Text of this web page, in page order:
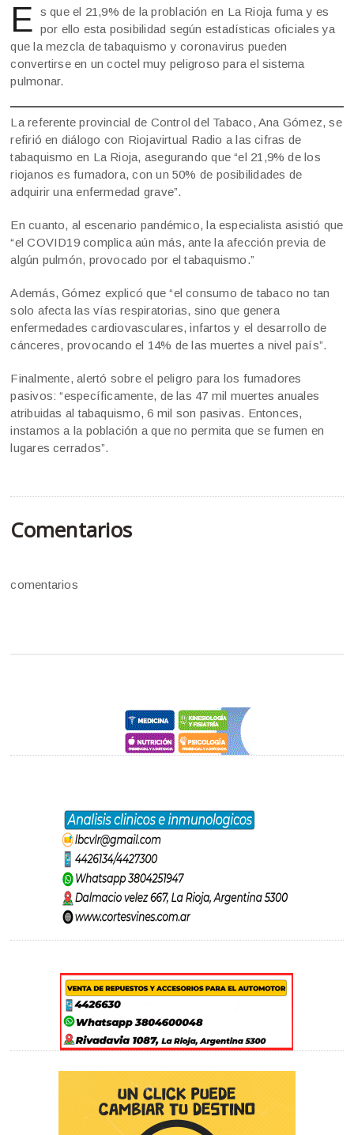
E s que el 21,9% de la problación en La Rioja fuma y es
por ello esta posibilidad según estadísticas oficiales ya
que la mezcla de tabaquismo y coronavirus pueden
convertirse en un coctel muy peligroso para el sistema
pulmonar.
La referente provincial de Control del Tabaco, Ana Gómez, se
refirió en diálogo con Riojavirtual Radio a las cifras de
tabaquismo en La Rioja, asegurando que “el 21,9% de los
riojanos es fumadora, con un 50% de posibilidades de
adquirir una enfermedad grave”.
En cuanto, al escenario pandémico, la especialista asistió que
“el COVID19 complica aún más, ante la afección previa de
algún pulmón, provocado por el tabaquismo.”
Además, Gómez explicó que “el consumo de tabaco no tan
solo afecta las vías respiratorias, sino que genera
enfermedades cardiovasculares, infartos y el desarrollo de
cánceres, provocando el 14% de las muertes a nivel país”.
Finalmente, alertó sobre el peligro para los fumadores
pasivos: “específicamente, de las 47 mil muertes anuales
atribuidas al tabaquismo, 6 mil son pasivas. Entonces,
instamos a la población a que no permita que se fumen en
lugares cerrados”.
Comentarios
comentarios